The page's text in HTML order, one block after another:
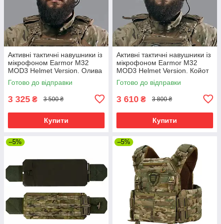
Активні тактичні навушники із
мікрофоном Earmor M32
MOD3 Helmet Version. Олива
Готово до відправки
3 325 ₴ 3 500 ₴
Купити
Активні тактичні навушники із
мікрофоном Earmor M32
MOD3 Helmet Version. Койот
Готово до відправки
3 610 ₴ 3 800 ₴
Купити
–5% –5%